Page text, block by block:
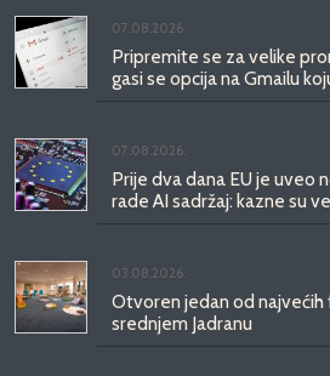
07.08.2026.
Pripremite se za velike
gasi se opcija na Gmailu
07.08.2026.
Prije dva dana EU je uveo
rade AI sadržaj: kazne su
03.08.2026.
Otvoren jedan od
srednjem Jadranu